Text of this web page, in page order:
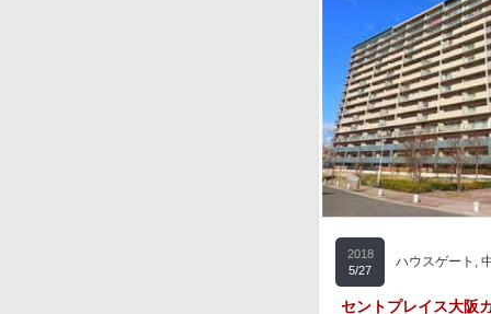
2018
5/27
ハウスゲート ,
セントプレイス大阪